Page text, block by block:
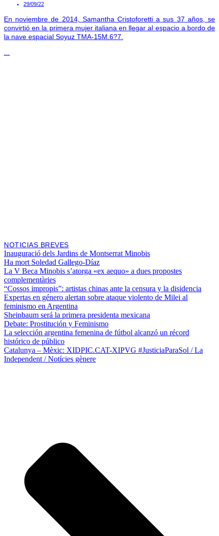
29/09/22
En noviembre de 2014, Samantha Cristoforetti a sus 37 años, se
convirtió en la primera mujer italiana en llegar al espacio a bordo de
la nave espacial Soyuz TMA-15M.6?7.
NOTICIAS BREVES
Inauguració dels Jardins de Montserrat Minobis
Ha mort Soledad Gallego-Díaz
La V Beca Minobis s’atorga «ex aequo» a dues propostes
complementàries
“Cossos impropis”: artistas chinas ante la censura y la disidencia
Expertas en género alertan sobre ataque violento de Milei al
feminismo en Argentina
Sheinbaum será la primera presidenta mexicana
Debate: Prostitución y Feminismo
La selección argentina femenina de fútbol alcanzó un récord
histórico de público
Catalunya – Mèxic: XIDPIC.CAT-XIPVG #JusticiaParaSol / La
Independent / Notícies gènere